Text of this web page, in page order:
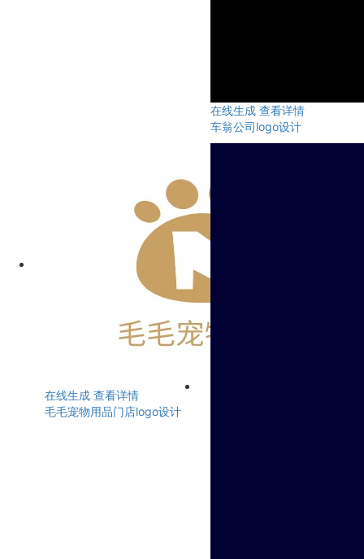
在线生成 查看详情
车翁公司logo设计
在线生成 查看详情
毛毛宠物用品门店logo设计